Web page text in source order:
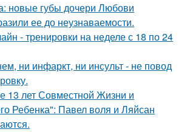
новые губы дочери Любови
ее до неузнаваемости.
- тренировки на неделе с 18 по 24
ни инфаркт, ни инсульт - не повод
13 лет Совместной Жизни и
Ребенка": Павел воля и Ляйсан